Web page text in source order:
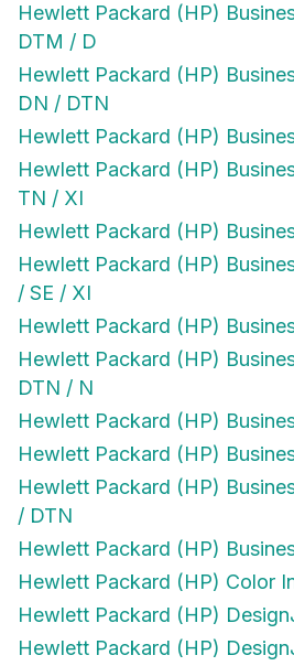
Hewlett Packard (HP)
DTM / D
Hewlett Packard (HP)
DN / DTN
Hewlett Packard (HP)
Hewlett Packard (HP)
TN / XI
Hewlett Packard (HP)
Hewlett Packard (HP)
/ SE / XI
Hewlett Packard (HP)
Hewlett Packard (HP)
DTN / N
Hewlett Packard (HP)
Hewlett Packard (HP)
Hewlett Packard (HP)
/ DTN
Hewlett Packard (HP)
Hewlett Packard (HP) Color
Hewlett Packard (HP)
Hewlett Packard (HP)